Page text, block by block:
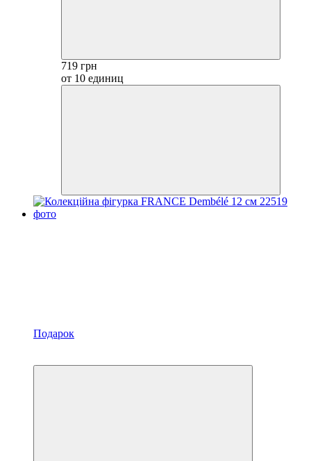
719 грн
от 10 единиц
Подарок